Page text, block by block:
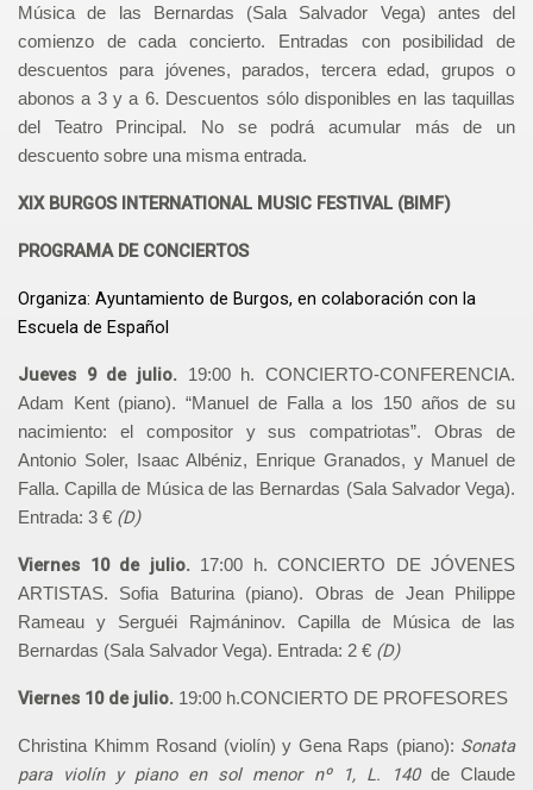
Música de las Bernardas (Sala Salvador Vega) antes del
comienzo de cada concierto. Entradas con posibilidad de
descuentos para jóvenes, parados, tercera edad, grupos o
abonos a 3 y a 6. Descuentos sólo disponibles en las taquillas
del Teatro Principal. No se podrá acumular más de un
descuento sobre una misma entrada.
XIX BURGOS INTERNATIONAL MUSIC FESTIVAL (BIMF)
PROGRAMA DE CONCIERTOS
Organiza: Ayuntamiento de Burgos, en colaboración con la
Escuela de Español
Jueves 9 de julio.
19:00 h. CONCIERTO-CONFERENCIA.
Adam Kent (piano). “Manuel de Falla a los 150 años de su
nacimiento: el compositor y sus compatriotas”. Obras de
Antonio Soler, Isaac Albéniz, Enrique Granados, y Manuel de
Falla. Capilla de Música de las Bernardas (Sala Salvador Vega).
Entrada: 3 € (D)
Viernes 10 de julio. 17:00 h. CONCIERTO DE JÓVENES
ARTISTAS. Sofia Baturina (piano). Obras de Jean Philippe
Rameau y Serguéi Rajmáninov. Capilla de Música de las
Bernardas (Sala Salvador Vega). Entrada: 2 € (D)
Viernes 10 de julio. 19:00 h.CONCIERTO DE PROFESORES
Christina Khimm Rosand (violín) y Gena Raps (piano): Sonata
para violín y piano en sol menor nº 1, L. 140de Claude